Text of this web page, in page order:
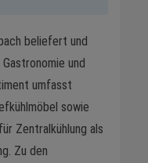
beliefert und
und
umfasst
sowie
Zentralkühlung als
Zu den